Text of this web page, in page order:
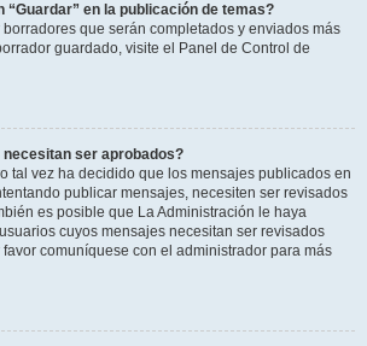
“Guardar” en la publicación de temas?
que serán completados y enviados más
guardado, visite el Panel de Control de
ser aprobados?
tal vez ha decidido que los mensajes publicados en
publicar mensajes, necesiten ser revisados
es posible que La Administración le haya
cuyos mensajes necesitan ser revisados
comuníquese con el administrador para más